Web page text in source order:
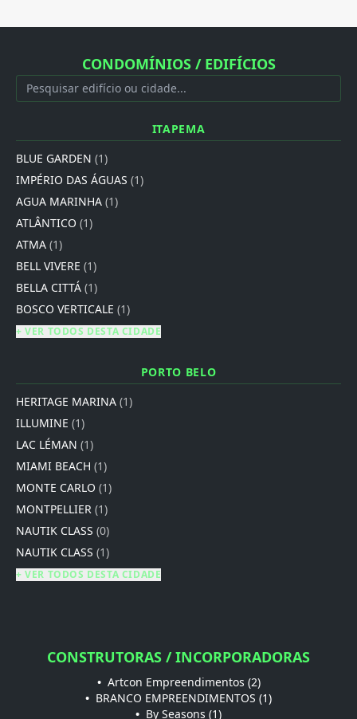
CONDOMÍNIOS / EDIFÍCIOS
ITAPEMA
BLUE GARDEN (1)
IMPÉRIO DAS ÁGUAS (1)
AGUA MARINHA (1)
ATLÂNTICO (1)
ATMA (1)
BELL VIVERE (1)
BELLA CITTÁ (1)
BOSCO VERTICALE (1)
+ VER TODOS DESTA CIDADE
PORTO BELO
HERITAGE MARINA (1)
ILLUMINE (1)
LAC LÉMAN (1)
MIAMI BEACH (1)
MONTE CARLO (1)
MONTPELLIER (1)
NAUTIK CLASS (0)
NAUTIK CLASS (1)
+ VER TODOS DESTA CIDADE
CONSTRUTORAS / INCORPORADORAS
• Artcon Empreendimentos (2)
• BRANCO EMPREENDIMENTOS (1)
• By Seasons (1)